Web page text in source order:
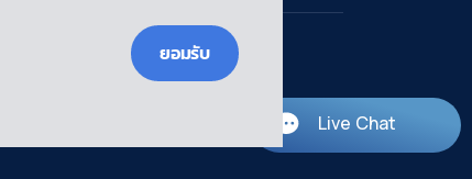
ยอมรับ
Live Chat